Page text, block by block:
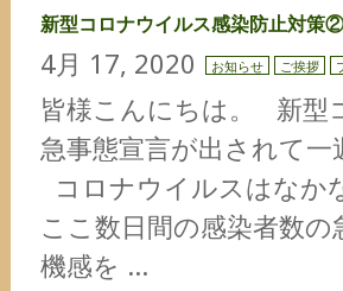
新型コロナウイルス感染防止対策②
4月 17, 2020 お知らせ ご挨拶
皆様こんにちは。 新型
急事態宣言が出されて
コロナウイルスはなか
ここ数日間の感染者数
機感を …